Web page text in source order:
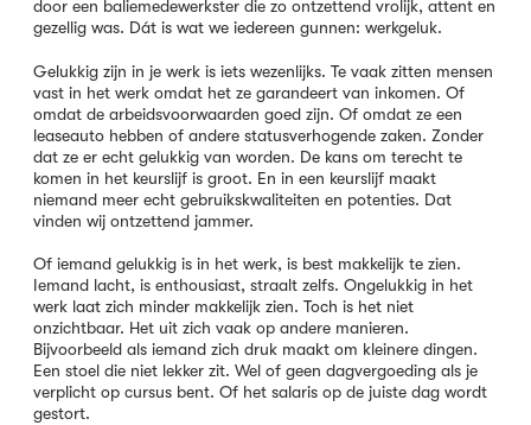
door een baliemedewerkster die zo ontzettend vrolijk, attent en
gezellig was. Dát is wat we iedereen gunnen: werkgeluk.
Gelukkig zijn in je werk is iets wezenlijks. Te vaak zitten mensen
vast in het werk omdat het ze garandeert van inkomen. Of
omdat de arbeidsvoorwaarden goed zijn. Of omdat ze een
leaseauto hebben of andere statusverhogende zaken. Zonder
dat ze er echt gelukkig van worden. De kans om terecht te
komen in het keurslijf is groot. En in een keurslijf maakt
niemand meer echt gebruikskwaliteiten en potenties. Dat
vinden wij ontzettend jammer.
Of iemand gelukkig is in het werk, is best makkelijk te zien.
Iemand lacht, is enthousiast, straalt zelfs. Ongelukkig in het
werk laat zich minder makkelijk zien. Toch is het niet
onzichtbaar. Het uit zich vaak op andere manieren.
Bijvoorbeeld als iemand zich druk maakt om kleinere dingen.
Een stoel die niet lekker zit. Wel of geen dagvergoeding als je
verplicht op cursus bent. Of het salaris op de juiste dag wordt
gestort.